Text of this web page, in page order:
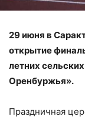
29 июня в
открытие
летних
Оренбуржья».
Праздничная